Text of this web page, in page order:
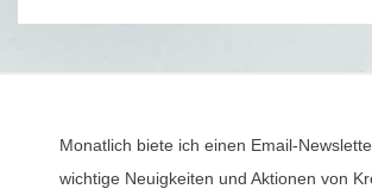
Monatlich biete ich einen Email-
wichtige Neuigkeiten und Aktionen von